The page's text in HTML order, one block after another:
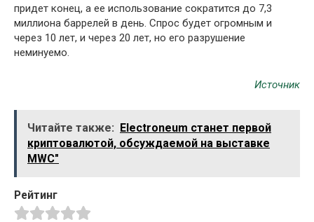
придет конец, а ее использование сократится до 7,3
миллиона баррелей в день. Спрос будет огромным и
через 10 лет, и через 20 лет, но его разрушение
неминуемо.
Источник
Читайте также: Electroneum станет первой
криптовалютой, обсуждаемой на выставке
MWC"
Рейтинг